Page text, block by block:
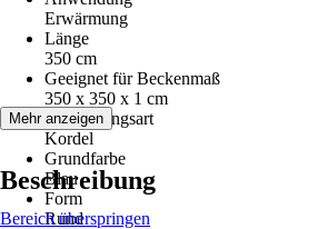
Erwärmung
Länge
350 cm
Geeignet für Beckenmaß
350 x 350 x 1 cm
Befestigungsart
Kordel
Grundfarbe
Blau
Form
Rund
Mehr anzeigen
Beschreibung
Bereich überspringen